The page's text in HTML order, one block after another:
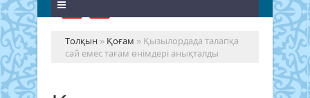
Толқын » Қоғам » Қызылордада талапқа
сай емес тағам өнімдері анықталды